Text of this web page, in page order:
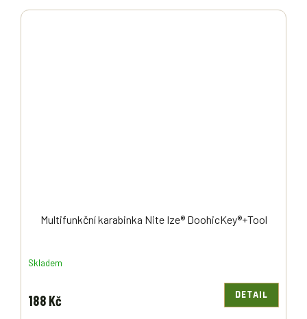
Multifunkční karabinka Nite Ize® DoohicKey®+Tool
Skladem
188 Kč DETAIL